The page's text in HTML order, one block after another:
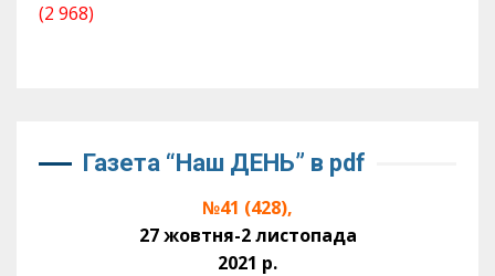
(2 968)
Газета “Наш ДЕНЬ” в pdf
№41 (428),
27 жовтня-2 листопада
2021 р.